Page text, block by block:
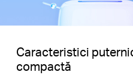
Caracteristici
compactă